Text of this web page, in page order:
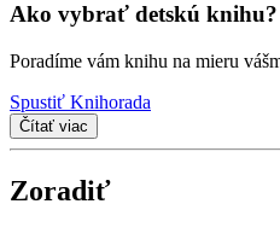
Ako vybrať detskú knihu?
Poradíme vám knihu na mieru
Spustiť Knihorada
Čítať viac
Zoradiť